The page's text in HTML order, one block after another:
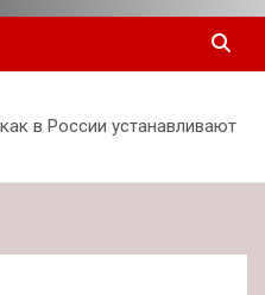
в России устанавливают